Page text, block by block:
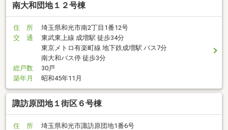
南大和団地１２号棟
住 所
埼玉県和光市南2丁目1番12号
交 通
東武東上線 成増駅 徒歩34分
東京メトロ有楽町線 地下鉄成増駅 バス7分
南大和バス停 徒歩3分
総戸数
30戸
築年月
昭和45年11月
諏訪原団地１街区６号棟
住 所
埼玉県和光市諏訪原団地1番6号